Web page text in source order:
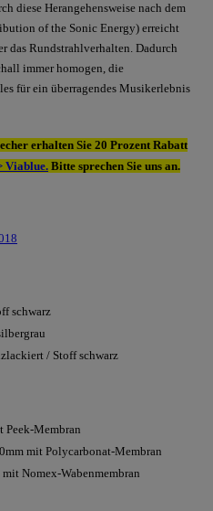
diese Herangehensweise nach dem
of the Sonic Energy) erreicht
das Rundstrahlverhalten. Dadurch
immer homogen, die
für ein überragendes Musikerlebnis
erhalten Sie 20 Prozent Rabatt
Viablue. Bitte sprechen Sie uns an.
schwarz
/ Stoff schwarz
Peek-Membran
mit Polycarbonat-Membran
Nomex-Wabenmembran